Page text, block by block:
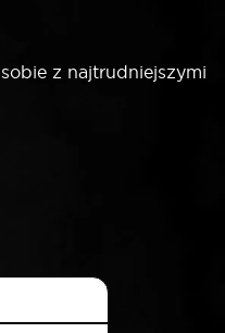
z najtrudniejszymi